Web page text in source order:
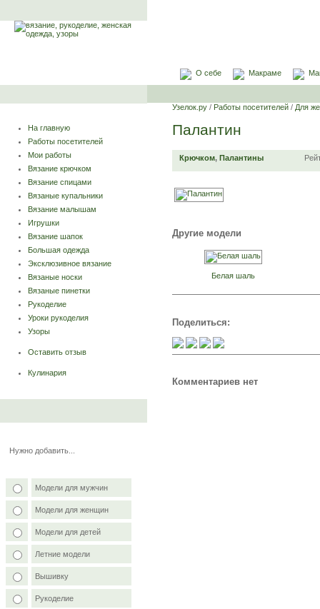
О себе Макраме
На главную
Работы посетителей
Мои работы
Вязание крючком
Вязание спицами
Вязаные купальники
Вязание малышам
Игрушки
Вязание шапок
Большая одежда
Эксклюзивное вязание
Вязаные носки
Вязаные пинетки
Рукоделие
Уроки рукоделия
Узоры
Оставить отзыв
Кулинария
Нужно добавить...
Модели для мужчин
Модели для женщин
Модели для детей
Летние модели
Вышивку
Рукоделие
Узелок.ру / Работы посетителей / Для
Палантин
Крючком, Палантины
Другие модели
Белая шаль
Поделиться:
Комментариев нет